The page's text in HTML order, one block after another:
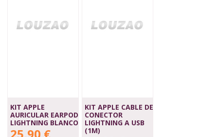
KIT APPLE
AURICULAR EARPOD
LIGHTNING BLANCO
KIT APPLE CABLE DE
CONECTOR
LIGHTNING A USB
(1M)